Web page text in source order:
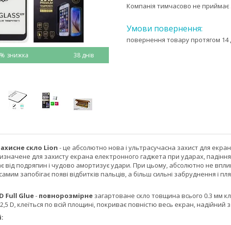
38 днів
Компанія тимчасово не
повернення товару протягом 14
скло Lion - це абсолютно нова і ультрасучасна захист для
для захисту екрана електронного гаджета при ударах,
від подряпин і чудово амортизує удари. При цьому, абсолютно не
запобігає появі відбитків пальців, а більш сильні забруднення
Full Glue- повнорозмірне загартоване скло товщина всього 0.3 мм
D, клеїться по всій площині, покриває повністю весь екран, надійний